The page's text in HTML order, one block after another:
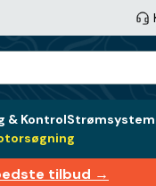
& KontrolStrømsystem
tilbud →